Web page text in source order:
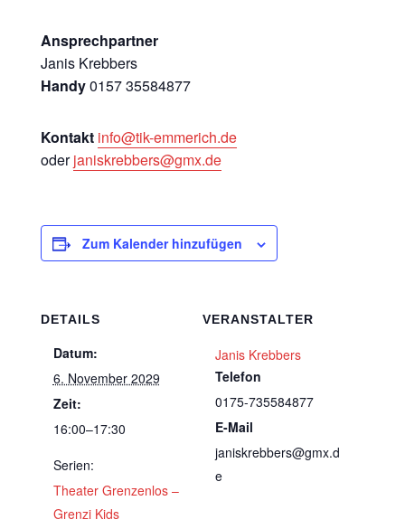
Ansprechpartner
Janis Krebbers
Handy0157 35584877
Kontakt info@tik-emmerich.de
oderjaniskrebbers@gmx.de
Zum Kalender hinzufügen
DETAILS
Datum:
6. November 2029
Zeit:
16:00–17:30
Serien:
Theater Grenzenlos –
Grenzi Kids
VERANSTALTER
Janis Krebbers
Telefon
0175-735584877
E-Mail
janiskrebbers@gmx.d
e